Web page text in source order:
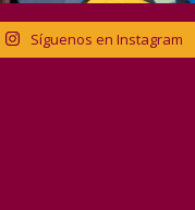
Síguenos en Instagram